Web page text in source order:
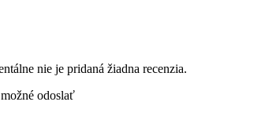
nie je pridaná žiadna recenzia.
odoslať